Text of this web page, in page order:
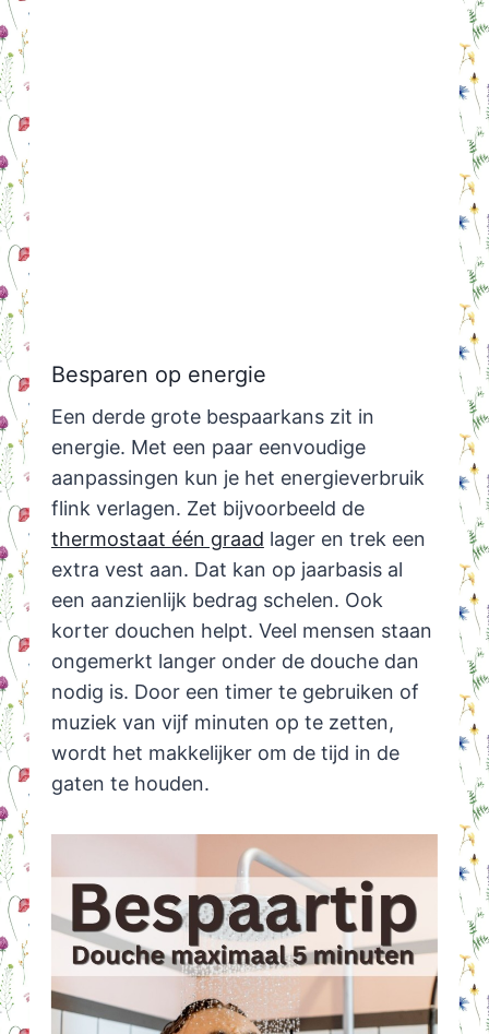
Besparen op energie
Een derde grote bespaarkans zit in
energie. Met een paar eenvoudige
aanpassingen kun je het energieverbruik
flink verlagen. Zet bijvoorbeeld de
thermostaat één graad lager en trek een
extra vest aan. Dat kan op jaarbasis al
een aanzienlijk bedrag schelen. Ook
korter douchen helpt. Veel mensen staan
ongemerkt langer onder de douche dan
nodig is. Door een timer te gebruiken of
muziek van vijf minuten op te zetten,
wordt het makkelijker om de tijd in de
gaten te houden.